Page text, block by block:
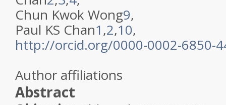
Chun Kwok Wong9,
Paul KS Chan1,2,10,
http://orcid.org/0000-0002-6850-
Author affiliations
Abstract